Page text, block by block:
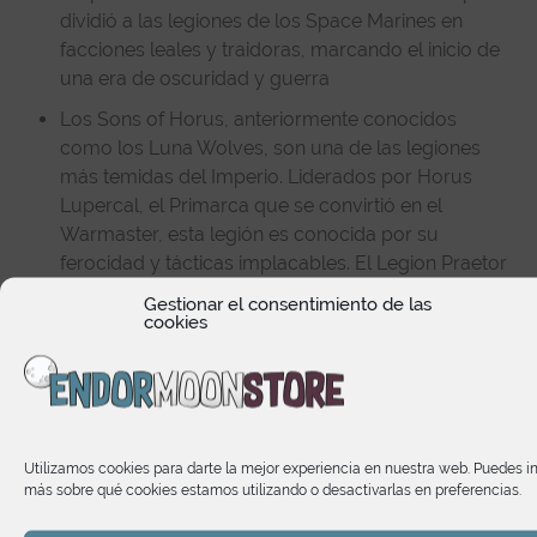
Gestionar el consentimiento de las
cookies
Utilizamos cookies para darte la mejor experiencia en nuestra web. Puedes
más sobre qué cookies estamos utilizando o desactivarlas en preferencias.
dividió a las legiones de los Space Marines en
facciones leales y traidoras, marcando el inicio de
una era de oscuridad y guerra
Los Sons of Horus, anteriormente conocidos
como los Luna Wolves, son una de las legiones
más temidas del Imperio. Liderados por Horus
Lupercal, el Primarca que se convirtió en el
Warmaster, esta legión es conocida por su
ferocidad y tácticas implacables. El Legion Praetor
with Power Fist simboliza la fuerza y el liderazgo
de esta legión, siendo una figura clave en las
de Horus.